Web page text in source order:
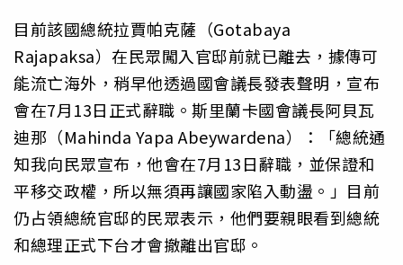
目前該國總統拉賈帕克薩（Gotabaya
Rajapaksa）在民眾闖入官邸前就已離去，據傳可
能流亡海外，稍早他透過國會議長發表聲明，宣布
會在7月13日正式辭職。斯里蘭卡國會議長阿貝瓦
迪那（Mahinda Yapa Abeywardena）：「總統通
知我向民眾宣布，他會在7月13日辭職，並保證和
平移交政權，所以無須再讓國家陷入動盪。」目前
仍占領總統官邸的民眾表示，他們要親眼看到總統
和總理正式下台才會撤離出官邸。